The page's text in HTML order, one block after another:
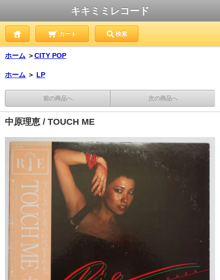
キキミミレコード
カート 検索
ホーム ＞CITY POP
ホーム ＞ LP
前の商品へ 次の商品へ
中原理恵 / TOUCH ME